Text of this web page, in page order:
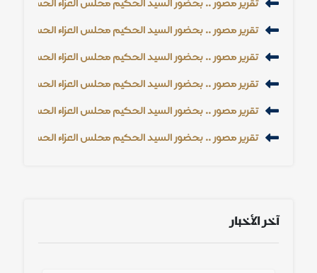
تقرير مصور .. بحضور السيد الحكيم مجلس العزاء الحسيني السنوي 1448 هـ -
تقرير مصور .. بحضور السيد الحكيم مجلس العزاء الحسيني السنوي 1448 هـ -
تقرير مصور .. بحضور السيد الحكيم مجلس العزاء الحسيني السنوي 1448 هـ -
تقرير مصور .. بحضور السيد الحكيم مجلس العزاء الحسيني السنوي 1448 هـ -
تقرير مصور .. بحضور السيد الحكيم مجلس العزاء الحسيني السنوي 1448 هـ -
تقرير مصور .. بحضور السيد الحكيم مجلس العزاء الحسيني السنوي 1448 هـ -
آخر الأخبار